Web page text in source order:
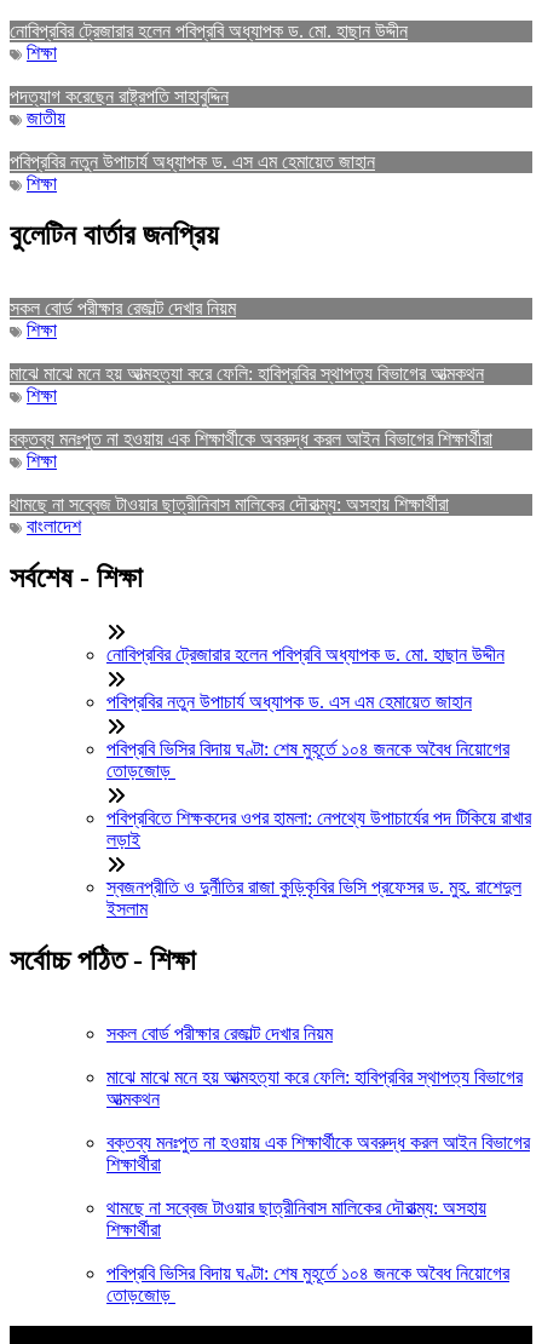
নোবিপ্রবির ট্রেজারার হলেন পবিপ্রবি অধ্যাপক ড. মো. হাছান উদ্দীন
শিক্ষা
পদত্যাগ করেছেন রাষ্ট্রপতি সাহাবুদ্দিন
জাতীয়
পবিপ্রবির নতুন উপাচার্য অধ্যাপক ড. এস এম হেমায়েত জাহান
শিক্ষা
বুলেটিন বার্তার জনপ্রিয়
সকল বোর্ড পরীক্ষার রেজাল্ট দেখার নিয়ম
শিক্ষা
মাঝে মাঝে মনে হয় আত্মহত্যা করে ফেলি: হাবিপ্রবির স্থাপত্য বিভাগের আত্মকথন
শিক্ষা
বক্তব্য মনঃপুত না হওয়ায় এক শিক্ষার্থীকে অবরুদ্ধ করল আইন বিভাগের শিক্ষার্থীরা
শিক্ষা
থামছে না সব্বেজ টাওয়ার ছাত্রীনিবাস মালিকের দৌরাত্ম্য: অসহায় শিক্ষার্থীরা
বাংলাদেশ
সর্বশেষ - শিক্ষা
নোবিপ্রবির ট্রেজারার হলেন পবিপ্রবি অধ্যাপক ড. মো. হাছান উদ্দীন
পবিপ্রবির নতুন উপাচার্য অধ্যাপক ড. এস এম হেমায়েত জাহান
পবিপ্রবি ভিসির বিদায় ঘণ্টা: শেষ মুহূর্তে ১০৪ জনকে অবৈধ নিয়োগের
তোড়জোড়
পবিপ্রবিতে শিক্ষকদের ওপর হামলা: নেপথ্যে উপাচার্যের পদ টিকিয়ে রাখার
লড়াই
স্বজনপ্রীতি ও দুর্নীতির রাজা কুড়িকৃবির ভিসি প্রফেসর ড. মুহ. রাশেদুল
ইসলাম
সর্বোচ্চ পঠিত - শিক্ষা
সকল বোর্ড পরীক্ষার রেজাল্ট দেখার নিয়ম
মাঝে মাঝে মনে হয় আত্মহত্যা করে ফেলি: হাবিপ্রবির স্থাপত্য বিভাগের
আত্মকথন
বক্তব্য মনঃপুত না হওয়ায় এক শিক্ষার্থীকে অবরুদ্ধ করল আইন বিভাগের
শিক্ষার্থীরা
থামছে না সব্বেজ টাওয়ার ছাত্রীনিবাস মালিকের দৌরাত্ম্য: অসহায়
শিক্ষার্থীরা
পবিপ্রবি ভিসির বিদায় ঘণ্টা: শেষ মুহূর্তে ১০৪ জনকে অবৈধ নিয়োগের
তোড়জোড়